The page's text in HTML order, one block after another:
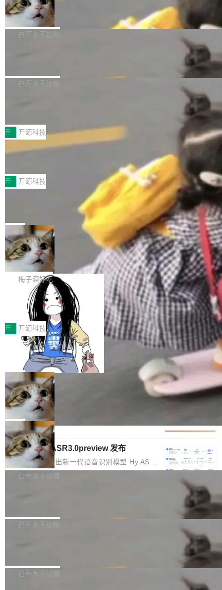
ceXAI的资金消耗速度尤为引人瞩目。然而，支
撑庞大支出的资金来源却呈现出截然不同的面
貌。数据显示，微软和 Meta 主要依托充沛的经
你可以用 curl -fsSL https://dev.meta.ai/install.
sh | bash 安装一个能在大项目里自动规划、写
代码、验证结果的 AI 终端工具。 据介绍，Muse
个主 agent 循环，外加一组后台 agent。这些后
美团开源 LoHoSearch，用知识图谱校
准 AI 能力认知
机器出题的前提，是让机器拥有全局视野。整个
构建流程可以分为四个环节：建图 → 控制难度
白开水不加糖
库，并将作为transport接入Mooncake TENT。
MPComm将作为一种传输引擎接入Mooncake T
ENT，实现零拷贝传输性能提升30%、非零拷贝
传输性能最高提升5倍。UCL-MPComm底层基
于自研UCL-Engine通信引擎，后续腾讯网平将
持续开源更多基于UCL-Engine的高性能通信组
件。 腾讯网平团队在UCL-MPComm中实现了一
个独立于业务线程的全局通信引擎（Engine），
白开水不加糖
型案例入选名单》，深信服“面向企业研发场景的
开源 AI 编程平台 CoStrict 应用”凭借卓越的技术
创新与落地成效成功入选。 全链路私有化部署，
助力企业AI研发安全落地 当前，越来越多企业已
经开始引入 AI Coding 工具，通过调用公有云模
型或企业内部部署模型提升研发效率。但随着 AI
Coding 从个人辅助工具逐步走向团队级、组织
级应用，企业在规模化落地过程中，对安全性、
可控性和代码质量提出了更高要求。 首先是数据
安全与合规要求。对于大多数普通研发场景，公
有云模型能够满足快速试用和效率提升的需求。
但对于金融、能源、医疗等对数据安全要求较...
开 开源科技
深信服AI算力网关入选工信部人工智能
前不久，工业和信息化部正式发布《2025年人工
智能应用典型案例名单》，集中展示人工智能在
各领域的应用成果，覆盖技术底座、行业赋能、
产品应用、支撑保障、专题等五大方向。深信服
AI算力网关（AI创新平台）成功入选！ 随着各行
各业的Agent走向规模化建设，算力构成形态逐
渐丰富，用户关注的重点也在发生变化：不只是
让AI用起来，还要进一步看清混合算力时代下，
Token花在哪里、算力是否被充分利用，以及持
续增长的AI成本该如何优化。 深信服AI算力网关
正是围绕这些实际问题，从Token治理和成本治
理两个方面，让用户的每一份算力都看得清、管
得住、用得稳、省得下、更安全！ 一、从现在开
始，Token使用一目...
开 开源科技
Jeff Dean 离开 Google：一个时代的结
束，一个实验室的开始
Google 员工编号 20。MapReduce 作者之一。
Bigtable 作者之一。TensorFlow 的作者之一。
Gemini 的架构师。Google 首席科学家。 Jeff D
ean 在 Google 工作了 27 年后，宣布离职。 他
不是一个人走。一同离开的还有 Sanjay Ghema
wat（Google 员工编号 23，Jeff Dean 二十多
年的编程搭档，MapReduce 和 Bigtable 的共同
作者）、Quoc Le（Google 大脑核心成员，Se
q2Seq 和 DocAI 的共同发明人）以及 Oriol Vin
yals（Gemini 联合负责人，AlphaSta...
局
🔥 SolonCode v2026.8.4 发布：界面
字体可调、22 种语言、记忆搜索增强
打开终端就能上岗的全中文编码智能体，这一轮
把「看得清、用母语、记得住」三件事一次补
齐。 SolonCode 是什么 SolonCode 是杭州无
耳科技研发的企业级终端编码智能体——一位全
中文驱动的数字员工，自主理解需求、规划步
骤、编写代码。不挑模型、不挑平台，curl 一行
装完即用。 开源地址：Gitee · GitCode · GitHu
b 安装 支持 Java 8+（8~26）、macOS / Linu
x / Windows / Harmony PC。 # macOS / Linu
x / Harmony PC curl -fsSL https://solon.noea
r.org/solon...
梅子酒好吃
让“代码语义理解”深度释放AI Coding
价值潜能：华为云码道（CodeArts）
代码仓技术解析
一、代码仓深度理解技术的作用与价值 在软件工
程实践中，代码仓是企业核心知识资产的主要载
体。企业级代码仓库通常包含数十万乃至数百万
个文件，其规模远超单次模型调用可承载的上下
文窗口。随着项目规模的持续扩张与代码历史的
不断累积，代码仓中的模块关系、接口契约、业
务逻辑等关键信息往往分散于数十乃至数百个文
件之中，形成高度复杂的知识关联网络。传统的
代码检索手段（如关键词匹配、目录遍历）仅能
在语法层面完成文本定位，难以触及代码的语义
内涵与结构关联，导致开发者使用代码智能体在
理解大规模代码仓时面临显著"代码仓理解"瓶
颈。 代码仓深度理解服务（以下简称" CodeBas
e深度理解服务"）是华为云码道（CodeA...
开 开源科技
一条“删库”命令跑 17 小时，算法工程
师删光 89TB 数据只为干私活
最高人民检察院8月4日公布了一起案件：北京一
名90后算法工程师王某，为了给自己接的私活腾
服务器空间，删光了公司AI游戏部门的全部核心
数据。 王某2024年1月入职东城区某科技公司AI
短剧部门，有互联网大厂背景。在公司内部架构
调整期间，部门三次通知全员将数据从A集群迁
移到B集群，王某都回复了"收到"。 他没有迁移
数据。2024年9月3日下午4点，他使用此前登录
的账号密码进入A集群，输入了一条被程序员圈
称为"删库跑路"的命令——最高管理员权限、无
自研的多个文生3D和...
局
Cloudflare 分享推理优化实践：KV ca
che 量化 + 权重压缩，吞吐量提升 4
1%，成本降 30%
Kimi 和 GLM 是当前最强的大模型系列之一，但
它们有一个共同的问题：太吃显存了。月之暗面
的 Kimi K 系列和智谱的 GLM 都是长上下文、M
oE 架构的大模型，好用到让人上瘾，但 GPU 显
存永远不够用。 Cloudflare 的 Workers AI 团队
一直在跑这些模型的推理。他们在官方博客上发
整性保护。效果是：吞吐量提升 41%，每 token
局
腾讯混元 Hy ASR3.0preview 发布
腾讯混元正式推出新一代语音识别模型 Hy ASR
3.0preview。基于最新一代大语言模型 Hy3 的
让语音识别不再只是听清，而是真正听懂。通过
w 不要求标准普通话，方言识别覆盖粤语、吴语
白开水不加糖
新和少量网页兼容性修复版本。 Changes/fixe
容提供的字体时出现的几个问题 为避免音频加
白开水不加糖
发布的 Release Notes，他利用 AI 工具（如 Co
白开水不加糖